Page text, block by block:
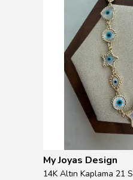
My Joyas Design